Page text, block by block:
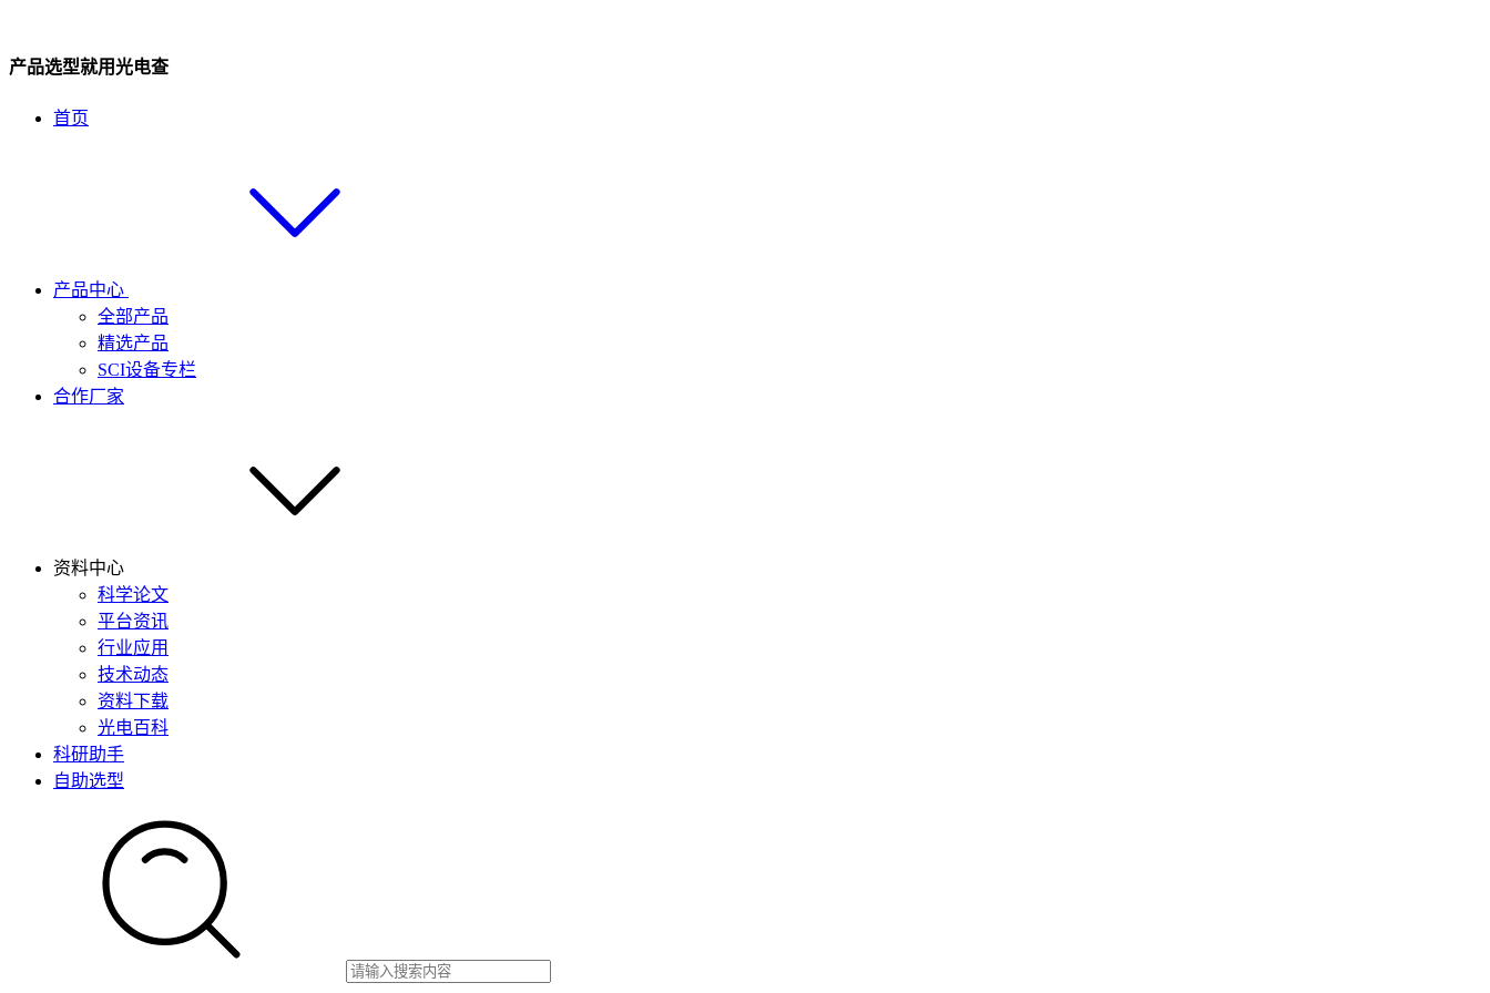
产品选型就用光电查
首页
产品中心
全部产品
精选产品
SCI设备专栏
合作厂家
资料中心
科学论文
平台资讯
行业应用
技术动态
资料下载
光电百科
科研助手
自助选型